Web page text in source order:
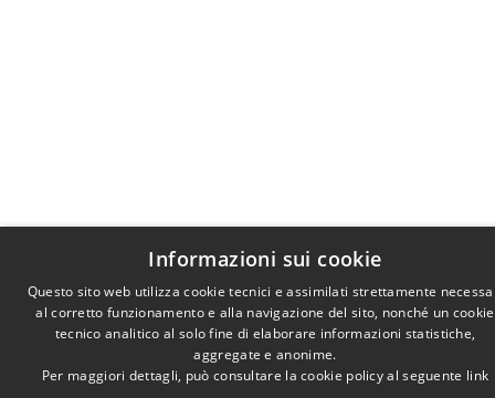
Informazioni sui cookie
Questo sito web utilizza cookie tecnici e assimilati strettamente
al corretto funzionamento e alla navigazione del sito, nonché un cookie
tecnico analitico al solo fine di elaborare informazioni statistiche,
aggregate e anonime.
Per maggiori dettagli, può consultare la cookie policy al seguente link